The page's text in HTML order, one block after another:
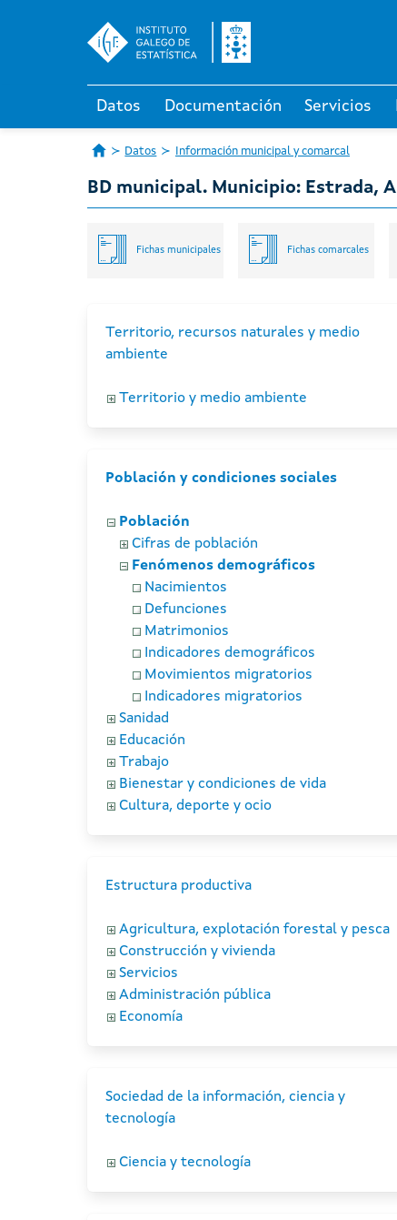
Datos Documentación Servicios
Datos Información municipal y comarcal
BD municipal. Municipio: Estrada, A
Fichas municipales Fichas comarcales
Territorio, recursos naturales y medio
ambiente
Territorio y medio ambiente
Población y condiciones sociales
Población
Cifras de población
Fenómenos demográficos
Nacimientos
Defunciones
Matrimonios
Indicadores demográficos
Movimientos migratorios
Indicadores migratorios
Sanidad
Educación
Trabajo
Bienestar y condiciones de vida
Cultura, deporte y ocio
Estructura productiva
Agricultura, explotación forestal y pesca
Construcción y vivienda
Servicios
Administración pública
Economía
Sociedad de la información, ciencia y
tecnología
Ciencia y tecnología